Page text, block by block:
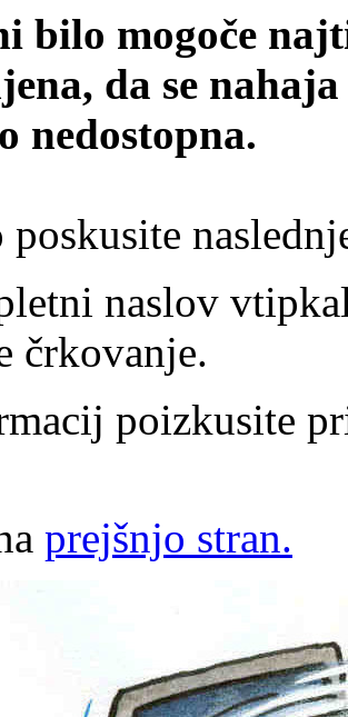
bilo mogoče
da se
nedostopna.
poskusite
naslov
črkovanje.
poizkusite
prejšnjo stran.